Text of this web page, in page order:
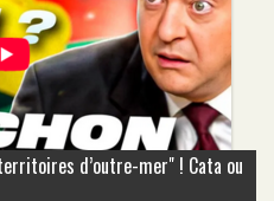
d’outre-mer" ! Cata ou